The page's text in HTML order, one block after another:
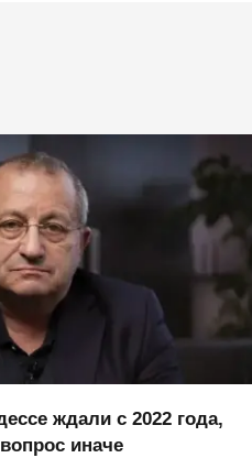
ждали с 2022 года,
иначе